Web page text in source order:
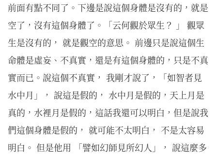
前面有點不同了。下邊是說這個身體是沒有的，就是
空了，沒有這個身體了。「云何觀於眾生？ 」 觀眾
生是沒有的， 就是觀空的意思。 前邊只是說這個生
命體是虛妄、不真實，還是有這個身體的，只是不真
實而已。說這個不真實， 我剛才說了，「如智者見
水中月」， 說這是假的， 水中月是假的，天上月是
真的，水裡月是假的，這話我還可以明白，但是說我
們這個身體是假的， 就可能不太明白， 不是太容易
明白。 但是他用 「譬如幻師見所幻人」， 說這麼多